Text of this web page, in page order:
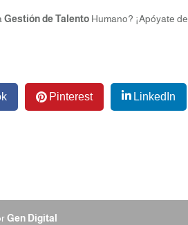
Gestión de Talento Humano? ¡Apóyate de
Pinterest LinkedIn
Gen Digital